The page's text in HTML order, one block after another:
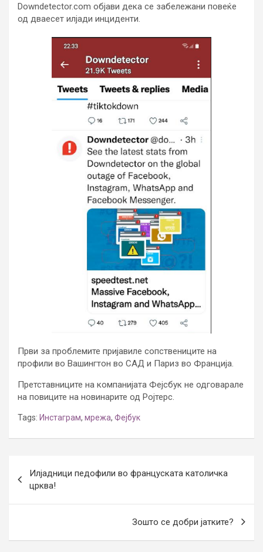
Downdetector.com објави дека се забележани повеќе
од дваесет илјади инциденти.
Први за проблемите пријавиле сопствениците на
профили во Вашингтон во САД и Париз во Франција.
Претставниците на компанијата Фејсбук не одговарале
на повиците на новинарите од Ројтерс.
Tags: Инстаграм, мрежа, Фејбук
navigation
Илјадници педофили во француската католичка
црква!
Зошто се добри јатките?